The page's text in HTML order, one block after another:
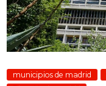
municipios de madrid